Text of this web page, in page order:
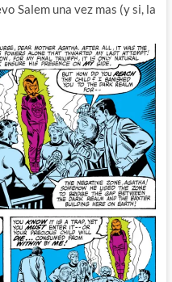
Salem una vez mas (y si, la